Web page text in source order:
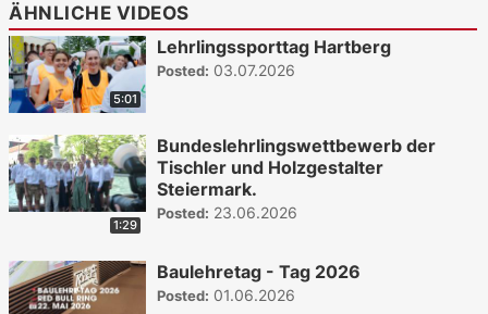
ÄHNLICHE VIDEOS
5:01
Lehrlingssporttag Hartberg
Posted: 03.07.2026
1:29
Bundeslehrlingswettbewerb der
Tischler und Holzgestalter
Steiermark.
Posted: 23.06.2026
Baulehretag - Tag 2026
Posted: 01.06.2026